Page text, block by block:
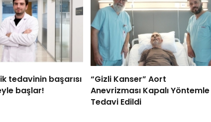
tedavinin başarısı
başlar!
“Gizli Kanser” Aort
Anevrizması Kapalı Yöntemle
Tedavi Edildi